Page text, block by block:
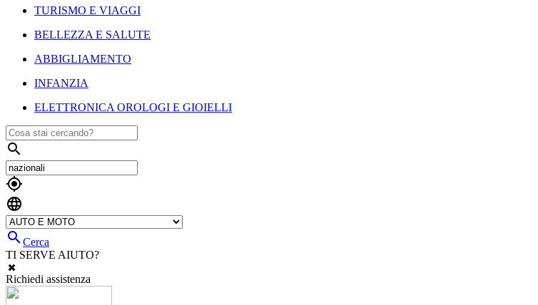
TURISMO E VIAGGI
BELLEZZA E SALUTE
ABBIGLIAMENTO
INFANZIA
ELETTRONICA OROLOGI E GIOIELLI



Cerca
TI SERVE AIUTO?
Richiedi assistenza